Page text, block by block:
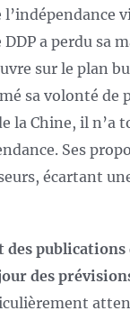
a perdu sa
sur le plan
sa volonté de
la Chine, il n’a
Ses
écartant
publications
des